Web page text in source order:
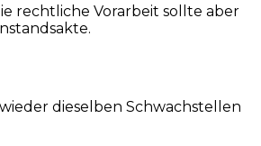
rechtliche Vorarbeit sollte aber
dieselben Schwachstellen